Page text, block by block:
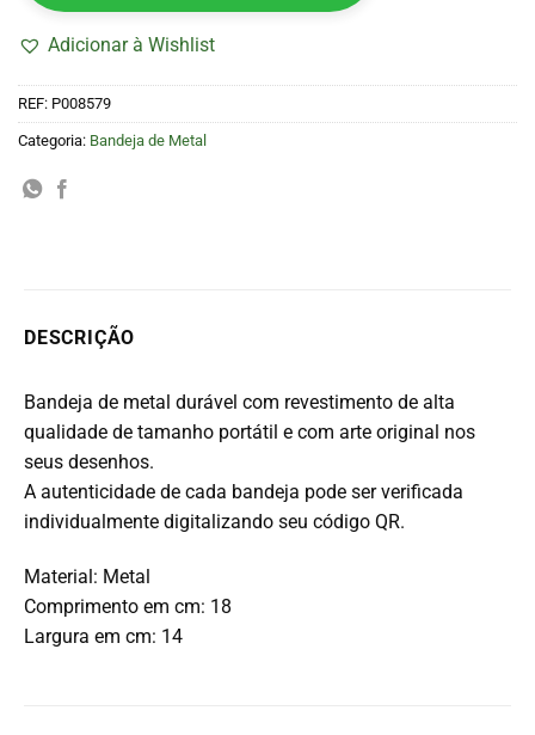
Adicionar à Wishlist
REF: P008579
Categoria: Bandeja de Metal
DESCRIÇÃO
Bandeja de metal durável com revestimento de alta
qualidade de tamanho portátil e com arte original nos
seus desenhos.
A autenticidade de cada bandeja pode ser verificada
individualmente digitalizando seu código QR.
Material: Metal
Comprimento em cm: 18
Largura em cm: 14